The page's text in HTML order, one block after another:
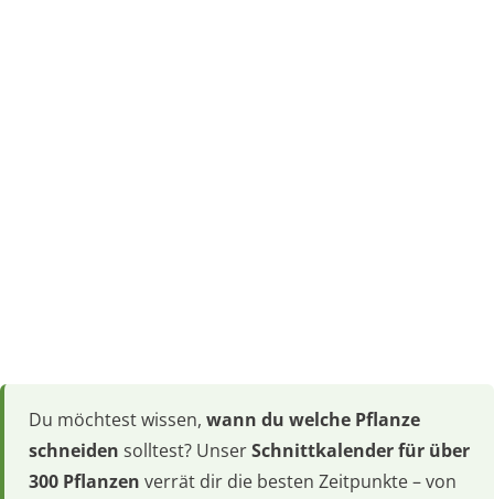
Du möchtest wissen, wann du welche Pflanze
schneiden solltest? UnserSchnittkalender für über
300 Pflanzen verrät dir die besten Zeitpunkte – von